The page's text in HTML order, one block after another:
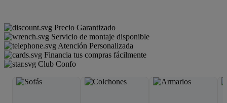
Precio Garantizado
Servicio de montaje disponible
Atención Personalizada
Financia tus compras fácilmente
Club Confo